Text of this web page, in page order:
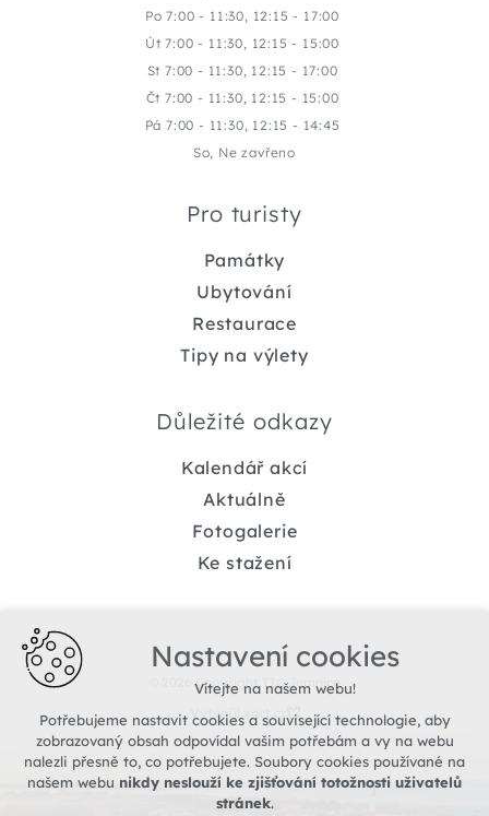
Po 7:00 - 11:30, 12:15 - 17:00
Út 7:00 - 11:30, 12:15 - 15:00
St 7:00 - 11:30, 12:15 - 17:00
Čt 7:00 - 11:30, 12:15 - 15:00
Pá 7:00 - 11:30, 12:15 - 14:45
So, Ne zavřeno
Pro turisty
Památky
Ubytování
Restaurace
Tipy na výlety
Důležité odkazy
Kalendář akcí
Aktuálně
Fotogalerie
Ke stažení
© 2026 Copyright TIC Jemnice
Vytvořil xart.cz
Nastavení cookies
Vítejte na našem webu!
Potřebujeme nastavit cookies a související technologie, aby
zobrazovaný obsah odpovídal vašim potřebám a vy na webu
nalezli přesně to, co potřebujete. Soubory cookies používané na
našem webu nikdy neslouží ke zjišťování totožnosti uživatelů
stránek.